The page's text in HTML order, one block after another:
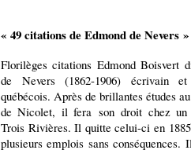
« 49 citations de Edmond de Nevers »
Florilèges citations Edmond Boisvert
de Nevers (1862-1906) écrivain et
québécois. Après de brillantes études
de Nicolet, il fera son droit chez un
Trois Rivières. Il quitte celui-ci en
plusieurs emplois sans conséquences.